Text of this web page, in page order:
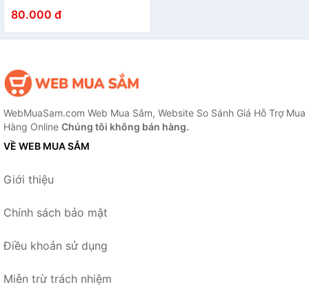
80.000 đ
WebMuaSam.com Web Mua Sắm, Website So Sánh Giá Hỗ Trợ Mua
Hàng Online Chúng tôi không bán hàng.
VỀ WEB MUA SẮM
Giới thiệu
Chính sách bảo mật
Điều khoản sử dụng
Miễn trừ trách nhiệm